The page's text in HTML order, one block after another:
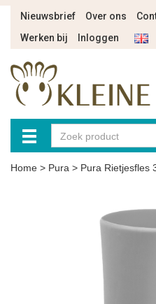
Nieuwsbrief Over ons
Werken bij
Inloggen
Home > Pura > Pura Rietjesfles